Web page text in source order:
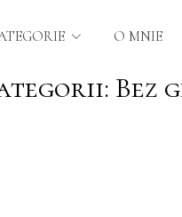
O MNIE
Bez